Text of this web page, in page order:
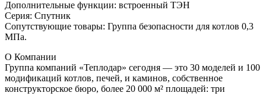
Дополнительные функции: встроенный ТЭН
Серия: Спутник
Сопутствующие товары: Группа безопасности для котлов 0,3
МПа.
О Компании
Группа компаний «Теплодар» сегодня — это 30 моделей и 100
модификаций котлов, печей, и каминов, собственное
конструкторское бюро, более 20 000 м² площадей: три